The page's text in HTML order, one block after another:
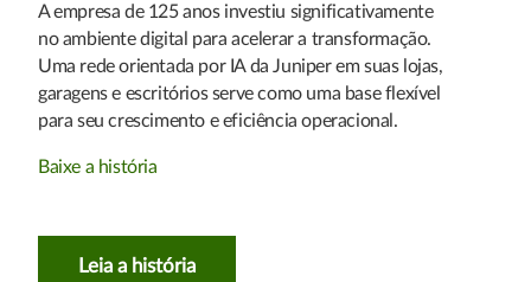
A empresa de 125 anos investiu significativamente
no ambiente digital para acelerar a transformação.
Uma rede orientada por IA da Juniper em suas lojas,
garagens e escritórios serve como uma base flexível
para seu crescimento e eficiência operacional.
Baixe a história
Leia a história